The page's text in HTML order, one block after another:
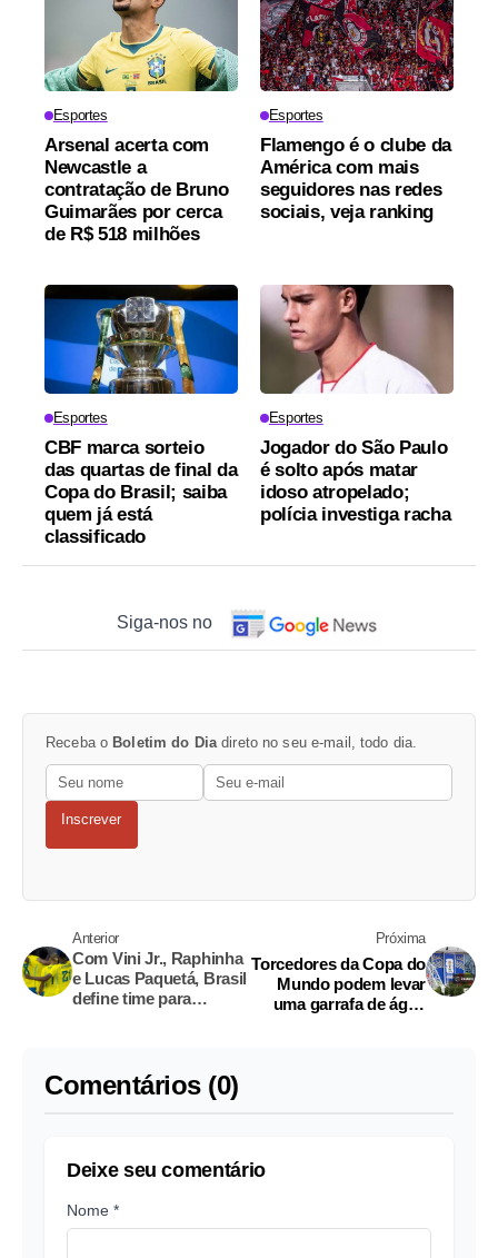
Esportes
Arsenal acerta com
Newcastle a
contratação de Bruno
Guimarães por cerca
de R$ 518 milhões
Esportes
Flamengo é o clube da
América com mais
seguidores nas redes
sociais, veja ranking
Esportes
CBF marca sorteio
das quartas de final da
Copa do Brasil; saiba
quem já está
classificado
Esportes
Jogador do São Paulo
é solto após matar
idoso atropelado;
polícia investiga racha
Siga-nos no
Receba o Boletim do Dia direto no seu e-mail, todo dia.
Inscrever
Anterior
Com Vini Jr., Raphinha
e Lucas Paquetá, Brasil
define time para
Próxima
Torcedores da Copa do
Mundo podem levar
uma garrafa de água
Comentários (0)
Deixe seu comentário
Nome *